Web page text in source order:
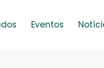
Eventos